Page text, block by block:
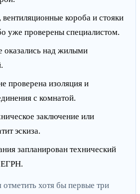
короба и стояки
уже проверены специалистом.
над жилыми
проверена изоляция и
с комнатой.
заключение или
эскиза.
запланирован технический
ЕГРН.
отметить хотя бы первые три